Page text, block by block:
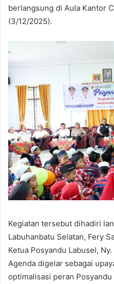
berlangsung di Aula Kantor
(3/12/2025).
Kegiatan tersebut dihadiri
Labuhanbatu Selatan, Fery
Ketua Posyandu Labusel,
Agenda digelar sebagai
optimalisasi peran